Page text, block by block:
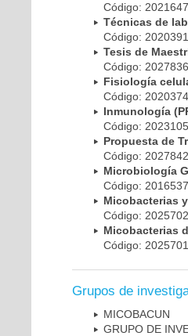
Código:
Técnicas de
Código:
Tesis de
Código:
Fisiología
Código:
Inmunología
Código:
Propuesta de
Código:
Microbiología
Código:
Micobacterias
Código:
Micobacterias
Código:
Grupos de
MICOBAC­UN
GRUPO DE